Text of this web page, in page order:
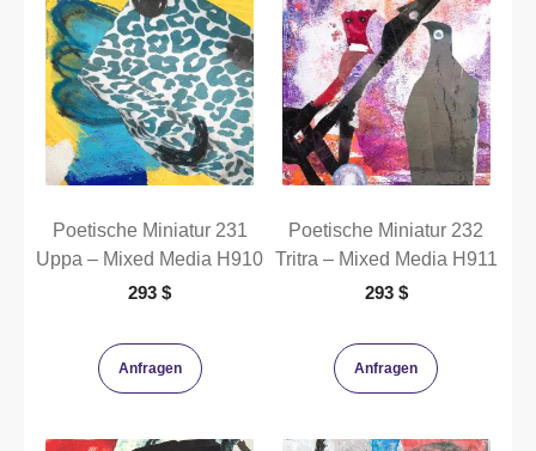
Poetische Miniatur 231
Uppa – Mixed Media H910
293$
Anfragen
Poetische Miniatur 232
Tritra – Mixed Media H911
293 $
Anfragen